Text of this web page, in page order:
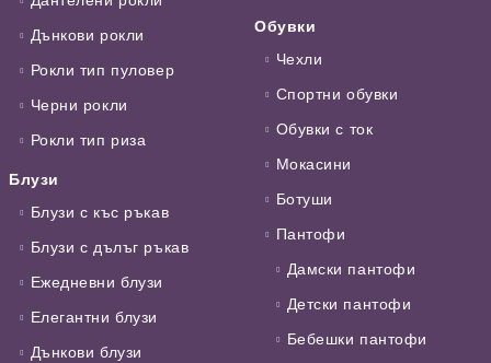
Дънкови рокли
Рокли тип пуловер
Черни рокли
Рокли тип риза
Блузи
Блузи с къс ръкав
Блузи с дълъг ръкав
Ежедневни блузи
Елегантни блузи
Дънкови блузи
Обувки
Чехли
Спортни обувки
Обувки с ток
Мокасини
Ботуши
Пантофи
Дамски пантофи
Детски пантофи
Бебешки пантофи